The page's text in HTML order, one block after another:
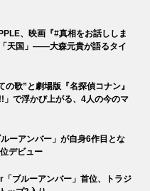
、映画『#真相をお話ししま
天国」――大森元貴が語るタイ
歌”と劇場版『名探偵コナン』
で浮かび上がる、4人の今のマ
ーアンバー」が自身6作目とな
デビュー
ブルーアンバー」首位、トラジ